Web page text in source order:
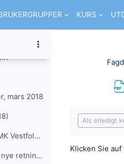
KURS
NEWS i Indeks, Kramper, Aortadisseksjon, Evidens i HLR instruksjon, Blødningskontroll, Tid til første kompresjon
mars 2018
Arbeidsfordeling AMK Vestfold-Telemark
Beredskapsstyring, nye retningslinjer (fagd.okt.2018)
Als erledigt
Klicken Sie auf